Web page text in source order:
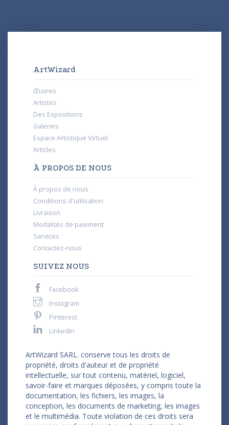
ArtWizard
Œuvres
Artistes
Des Expositions
Galeries
Espace Artistique Virtuel
Articles
À PROPOS DE NOUS
À propos de nous
Conditions d'utilisation
Livraison
Modalités de paiement
Services
Contactez-nous
SUIVEZ NOUS
Facebook
Instagram
Pinterest
LinkedIn
ArtWizard SARL. conserve tous les droits de
propriété, droits d'auteur et de propriété
intellectuelle, sur tout contenu, matériel, logiciel,
savoir-faire et marques déposées, y compris toute la
documentation, les fichiers, les images, la
conception, les documents de marketing, les images
et le multimédia. Toute violation de ces droits sera